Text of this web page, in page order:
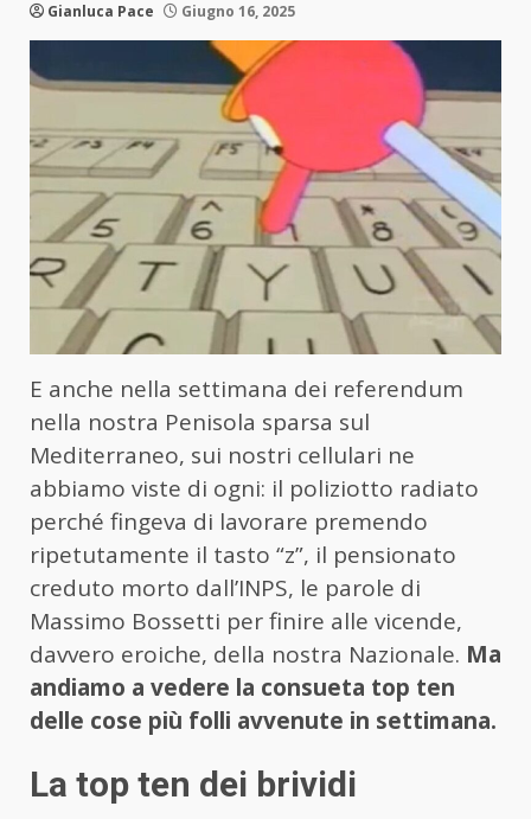
Gianluca Pace Giugno 16, 2025
E anche nella settimana dei referendum
nella nostra Penisola sparsa sul
Mediterraneo, sui nostri cellulari ne
abbiamo viste di ogni: il poliziotto radiato
perché fingeva di lavorare premendo
ripetutamente il tasto “z”, il pensionato
creduto morto dall’INPS, le parole di
Massimo Bossetti per finire alle vicende,
davvero eroiche, della nostra Nazionale. Ma
andiamo a vedere la consueta top ten
delle cose più folli avvenute in settimana.
La top ten dei brividi